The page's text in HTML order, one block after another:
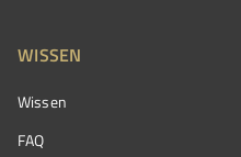
WISSEN
Wissen
FAQ